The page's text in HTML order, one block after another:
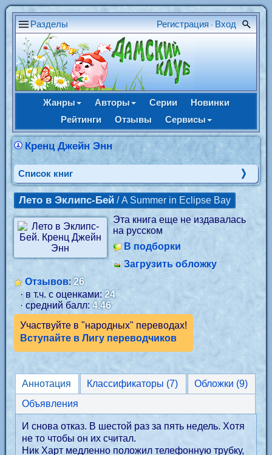
Разделы Регистрация • Вход
Жанры Авторы Серии
Новинки
Рейтинги
Отзывы Сервисы
Кренц Джейн Энн
Cписок книг
Лето в Эклипс-Бей / A Summer in Eclipse Bay
Эта книга еще не издавалась
на русском
В подборки
Загрузить обложку
Отзывов:26
· в т.ч. с оценками:24
· средний балл:4.46
Участвуйте в "народных" переводах!
Вступайте в Лигу переводчиков
Аннотация Классификаторы (7)
Обложки (9)
Объявления
И снова отказ. В шестой раз за пять недель. Хотя
не то чтобы он их считал.
Ник Харт медленно положил телефонную трубку,